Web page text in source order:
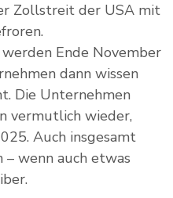
Zollstreit der USA mit
Ende November
dann wissen
Die Unternehmen
vermutlich wieder,
Auch insgesamt
wenn auch etwas